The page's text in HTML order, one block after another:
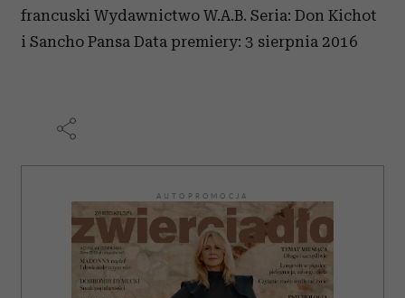
francuski Wydawnictwo W.A.B. Seria: Don Kichot
i Sancho Pansa Data premiery: 3 sierpnia 2016
AUTOPROMOCJA